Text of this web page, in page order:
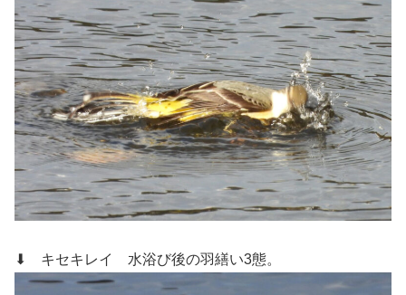
⬇ キセキレイ 水浴び後の羽繕い3態。